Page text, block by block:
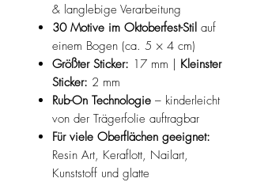
& langlebige Verarbeitung
30 Motive im Oktoberfest-Stil auf
einem Bogen (ca. 5 × 4 cm)
Größter Sticker: 17 mm | Kleinster
Sticker: 2 mm
Rub-On Technologie – kinderleicht
von der Trägerfolie auftragbar
Für viele Oberflächen geeignet:
Resin Art, Keraflott, Nailart,
Kunststoff und glatte